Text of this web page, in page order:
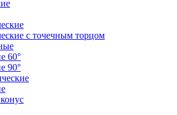
с точечным торцом
60°
90°